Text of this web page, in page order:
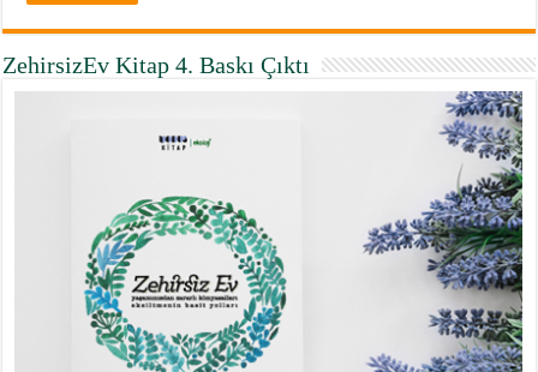
ZehirsizEv Kitap 4. Baskı Çıktı